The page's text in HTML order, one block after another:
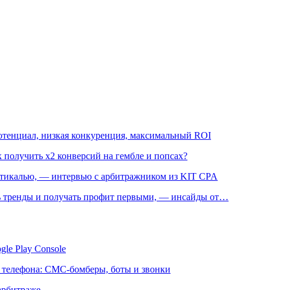
низкая конкуренция, максимальный ROI
получить х2 конверсий на гембле и попсах?
— интервью с арбитражником из KIT CPA
тренды и получать профит первыми, — инсайды от…
Play Console
телефона: СМС-бомберы, боты и звонки